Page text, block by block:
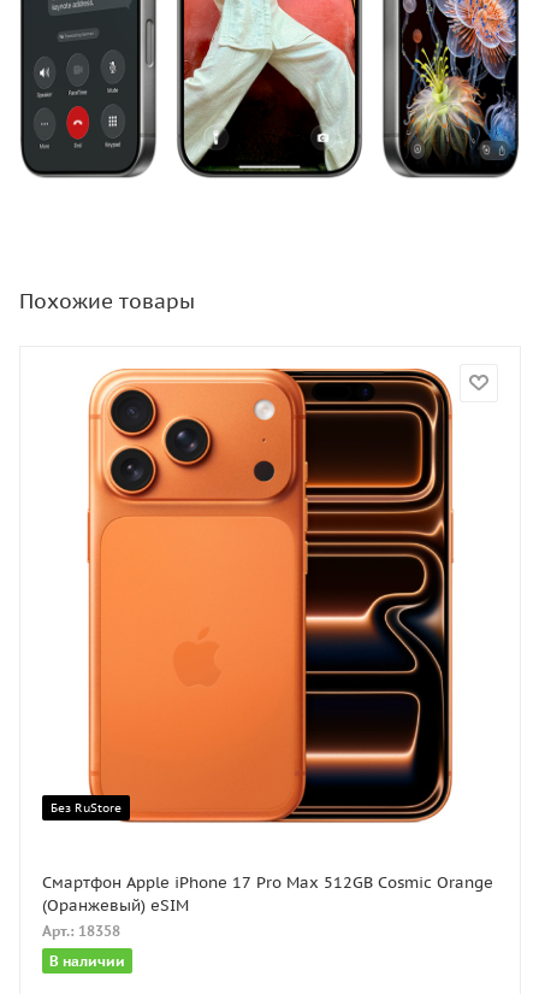
Похожие товары
Без RuStore
Смартфон Apple iPhone 17 Pro Max 512GB Cosmic Orange
(Оранжевый) eSIM
Арт.: 18358
В наличии